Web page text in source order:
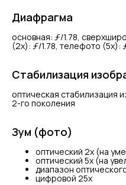
Диафрагма
основная: ƒ/1.78,
(2x): ƒ/1.78, телефото (5x):
Стабилизация
оптическая стабилизация
2-го поколения
Зум (фото)
оптический 2x (на
оптический 5x (на
диапазон
цифровой 25x